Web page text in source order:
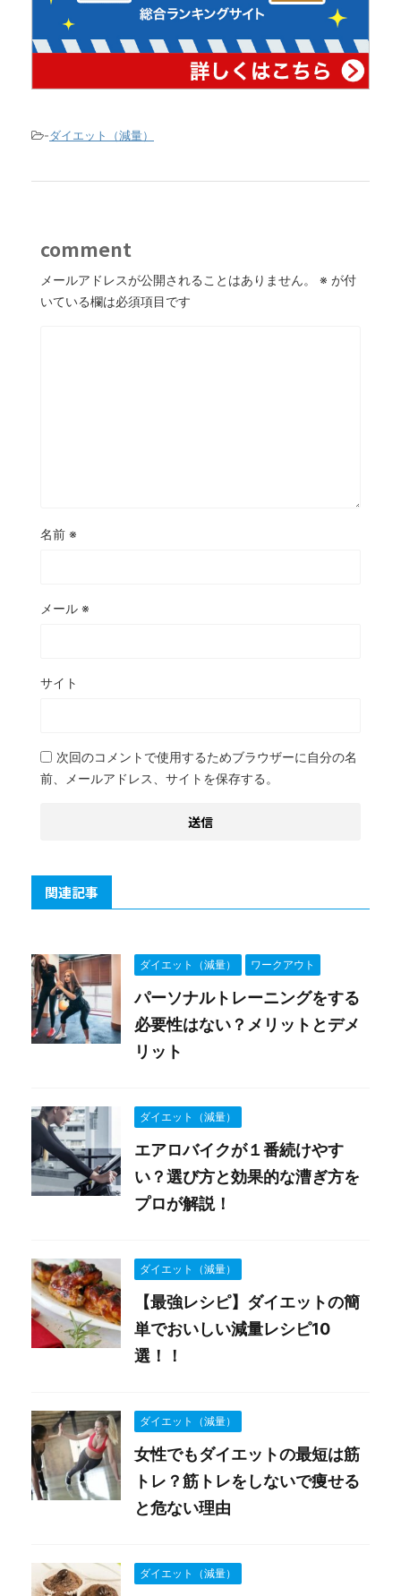
-ダイエット（減量）
comment
メールアドレスが公開されることはありません。 ※ が付
いている欄は必須項目です
名前 ※
メール ※
サイト
次回のコメントで使用するためブラウザーに自分の名
前、メールアドレス、サイトを保存する。
関連記事
ダイエット（減量） ワークアウト
パーソナルトレーニングをする
必要性はない？メリットとデメ
リット
ダイエット（減量）
エアロバイクが１番続けやす
い？選び方と効果的な漕ぎ方を
プロが解説！
ダイエット（減量）
【最強レシピ】ダイエットの簡
単でおいしい減量レシピ10
選！！
ダイエット（減量）
女性でもダイエットの最短は筋
トレ？筋トレをしないで痩せる
と危ない理由
ダイエット（減量）